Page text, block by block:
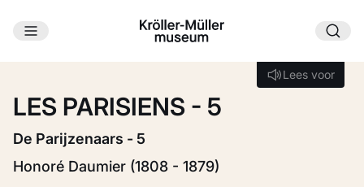
Ga naar hoofdinhoud
Lees voor
Lees voor
LES PARISIENS - 5
De Parijzenaars - 5
Honoré Daumier (1808 - 1879)